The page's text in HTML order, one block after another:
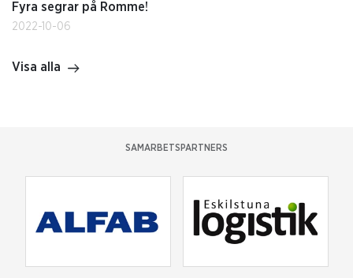
Fyra segrar på Romme!
2022-10-06
Visa alla
SAMARBETSPARTNERS